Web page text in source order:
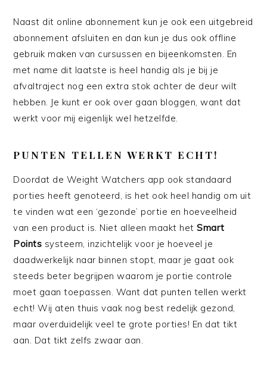
Naast dit online abonnement kun je ook een uitgebreid
abonnement afsluiten en dan kun je dus ook offline
gebruik maken van cursussen en bijeenkomsten. En
met name dit laatste is heel handig als je bij je
afvaltraject nog een extra stok achter de deur wilt
hebben. Je kunt er ook over gaan bloggen, want dat
werkt voor mij eigenlijk wel hetzelfde.
PUNTEN TELLEN WERKT ECHT!
Doordat de Weight Watchers app ook standaard
porties heeft genoteerd, is het ook heel handig om uit
te vinden wat een ‘gezonde’ portie en hoeveelheid
van een product is. Niet alleen maakt hetSmart
Points systeem, inzichtelijk voor je hoeveel je
daadwerkelijk naar binnen stopt, maar je gaat ook
steeds beter begrijpen waarom je portie controle
moet gaan toepassen. Want dat punten tellen werkt
echt! Wij aten thuis vaak nog best redelijk gezond,
maar overduidelijk veel te grote porties! En dat tikt
aan. Dat tikt zelfs zwaar aan.